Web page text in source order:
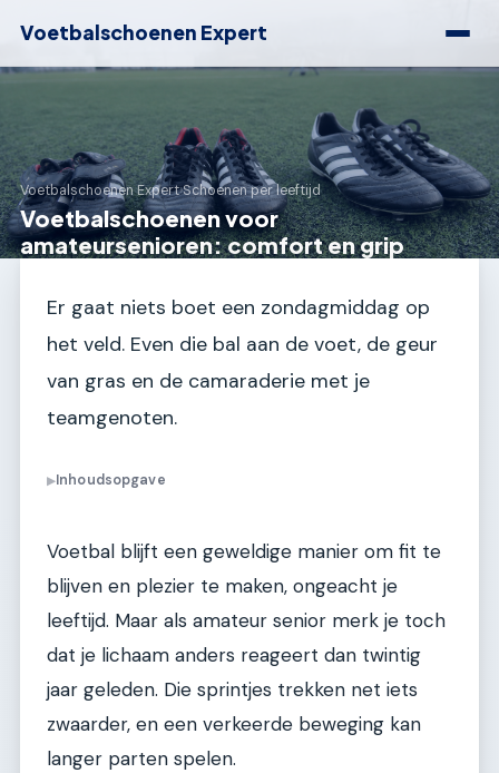
Voetbalschoenen Expert
Voetbalschoenen Expert›Schoenen per leeftijd
Voetbalschoenen voor
amateursenioren: comfort en grip
Er gaat niets boet een zondagmiddag op
het veld. Even die bal aan de voet, de geur
van gras en de camaraderie met je
teamgenoten.
▶Inhoudsopgave
Voetbal blijft een geweldige manier om fit te
blijven en plezier te maken, ongeacht je
leeftijd. Maar als amateur senior merk je toch
dat je lichaam anders reageert dan twintig
jaar geleden. Die sprintjes trekken net iets
zwaarder, en een verkeerde beweging kan
langer parten spelen.